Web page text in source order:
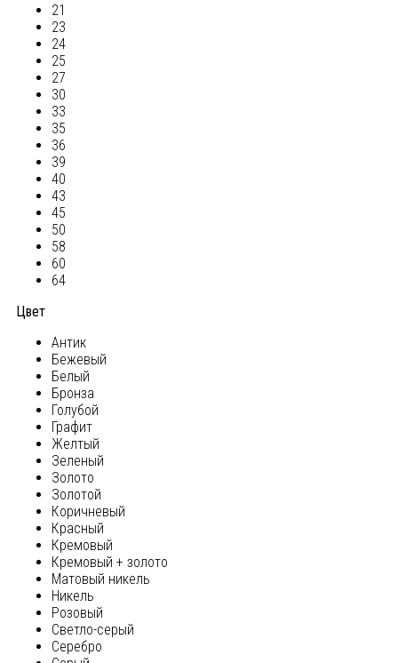
21
23
24
25
27
30
33
35
36
39
40
43
45
50
58
60
64
Цвет
Антик
Бежевый
Белый
Бронза
Голубой
Графит
Желтый
Зеленый
Золото
Золотой
Коричневый
Красный
Кремовый
Кремовый + золото
Матовый никель
Никель
Розовый
Светло-серый
Серебро